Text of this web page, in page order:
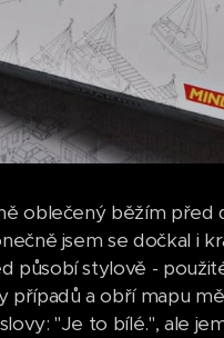
oblečený běžím před
jsem se dočkal i
působí stylově -
a obří mapu
"Je to bílé.", ale